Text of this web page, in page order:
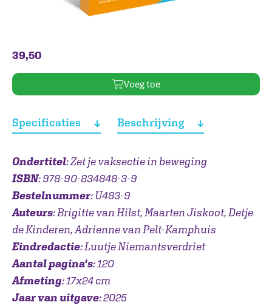
39,50
Voeg toe
Specificaties Beschrijving
Ondertitel: Zet je vaksectie in beweging
ISBN: 978-90-834848-3-9
Bestelnummer: U483-9
Auteurs: Brigitte van Hilst, Maarten Jiskoot, Detje
de Kinderen, Adrienne van Pelt-Kamphuis
Eindredactie: Luutje Niemantsverdriet
Aantal pagina's: 120
Afmeting: 17x24 cm
Jaar van uitgave: 2025